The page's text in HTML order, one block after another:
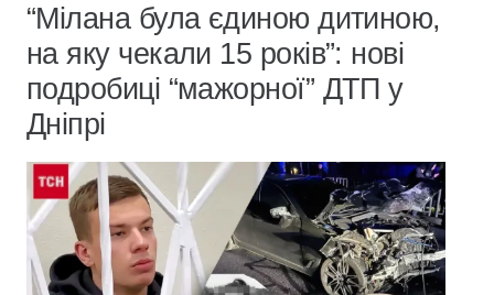
“Мілана була єдиною дитиною,
на яку чекали 15 років”: нові
подробиці “мажорної” ДТП у
Дніпрі